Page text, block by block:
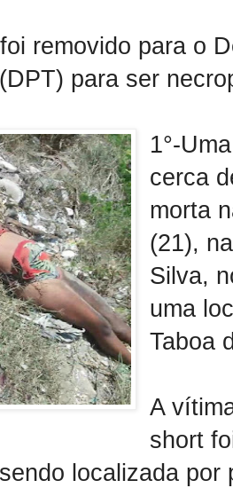
removido para o
para ser
1°-
cerca
morta
(21),
Silva,
uma
Taboa
A
short
localizada por